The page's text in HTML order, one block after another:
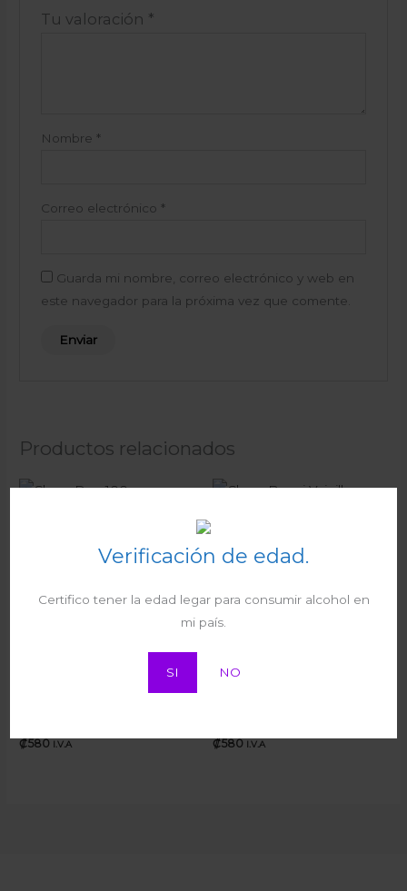
Verificación de edad.
Certifico tener la edad legar para consumir alcohol en
mi país.
SI NO
Tu valoración *
Nombre *
Correo electrónico *
Guarda mi nombre, correo electrónico y web en
este navegador para la próxima vez que comente.
Productos relacionados
Charo Bugui Vainilla Chips
55g
₡580 I.V.A ₡580 I.V.A